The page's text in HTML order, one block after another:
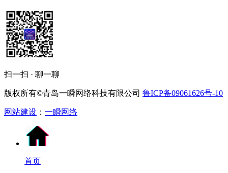
扫一扫 · 聊一聊
版权所有©青岛一瞬网络科技有限公司 鲁ICP备09061626号-10
网站建设 ： 一瞬网络
首页